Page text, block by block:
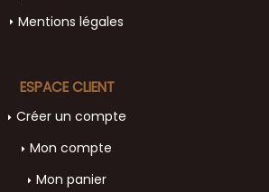
Mentions légales
ESPACE CLIENT
Créer un compte
Mon compte
Mon panier